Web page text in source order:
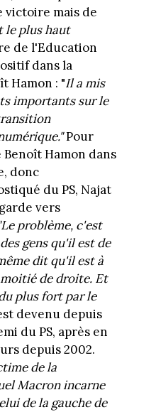
victoire mais de
le plus haut
de l'Education
dans la
Hamon : "Il a mis
importants sur le
Pour
Hamon dans
donc
du PS, Najat
vers
problème, c'est
gens qu'il est de
dit qu'il est à
de droite. Et
plus fort par le
devenu depuis
du PS, après en
depuis 2002.
de la
Macron incarne
de la gauche de